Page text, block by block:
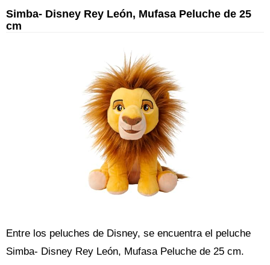
Simba- Disney Rey León, Mufasa Peluche de 25
cm
Entre los peluches de Disney, se encuentra el peluche
Simba- Disney Rey León, Mufasa Peluche de 25 cm.